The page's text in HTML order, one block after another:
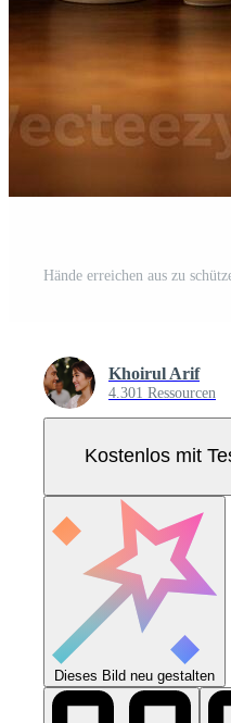
Khoirul Arif
4.301 Ressourcen
Kostenlos mit
Dieses Bild neu gestalten